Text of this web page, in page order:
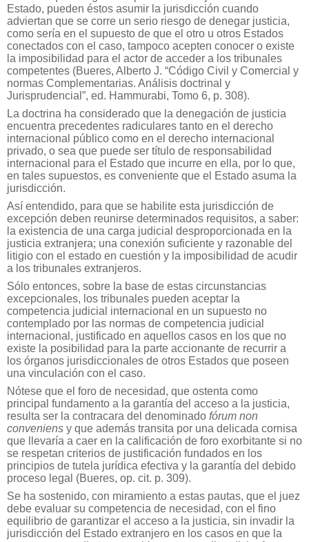
Estado, pueden éstos asumir la jurisdicción cuando
adviertan que se corre un serio riesgo de denegar justicia,
como sería en el supuesto de que el otro u otros Estados
conectados con el caso, tampoco acepten conocer o existe
la imposibilidad para el actor de acceder a los tribunales
competentes (Bueres, Alberto J. “Código Civil y Comercial y
normas Complementarias. Análisis doctrinal y
Jurisprudencial”, ed. Hammurabi, Tomo 6, p. 308).
La doctrina ha considerado que la denegación de justicia
encuentra precedentes radiculares tanto en el derecho
internacional público como en el derecho internacional
privado, o sea que puede ser título de responsabilidad
internacional para el Estado que incurre en ella, por lo que,
en tales supuestos, es conveniente que el Estado asuma la
jurisdicción.
Así entendido, para que se habilite esta jurisdicción de
excepción deben reunirse determinados requisitos, a saber:
la existencia de una carga judicial desproporcionada en la
justicia extranjera; una conexión suficiente y razonable del
litigio con el estado en cuestión y la imposibilidad de acudir
a los tribunales extranjeros.
Sólo entonces, sobre la base de estas circunstancias
excepcionales, los tribunales pueden aceptar la
competencia judicial internacional en un supuesto no
contemplado por las normas de competencia judicial
internacional, justificado en aquellos casos en los que no
existe la posibilidad para la parte accionante de recurrir a
los órganos jurisdiccionales de otros Estados que poseen
una vinculación con el caso.
Nótese que el foro de necesidad, que ostenta como
principal fundamento a la garantía del acceso a la justicia,
resulta ser la contracara del denominado fórum non
conveniens y que además transita por una delicada cornisa
que llevaría a caer en la calificación de foro exorbitante si no
se respetan criterios de justificación fundados en los
principios de tutela jurídica efectiva y la garantía del debido
proceso legal (Bueres, op. cit. p. 309).
Se ha sostenido, con miramiento a estas pautas, que el juez
debe evaluar su competencia de necesidad, con el fino
equilibrio de garantizar el acceso a la justicia, sin invadir la
jurisdicción del Estado extranjero en los casos en que la